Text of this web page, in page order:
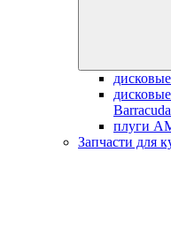
Barracuda
плуги
Запчасти для